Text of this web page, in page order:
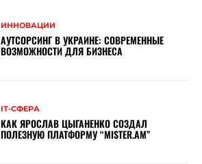
ИННОВАЦИИ
АУТСОРСИНГ В УКРАИНЕ: СОВРЕМЕННЫЕ
ВОЗМОЖНОСТИ ДЛЯ БИЗНЕСА
ІТ-СФЕРА
КАК ЯРОСЛАВ ЦЫГАНЕНКО СОЗДАЛ
ПОЛЕЗНУЮ ПЛАТФОРМУ “MISTER.AM”